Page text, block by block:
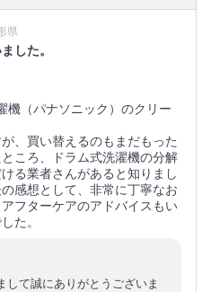
県
した。
機（パナソニック）のクリー
、買い替えるのもまだもった
ころ、ドラム式洗濯機の分解
る業者さんがあると知りまし
感想として、非常に丁寧なお
フターケアのアドバイスもい
た。
して誠にありがとうございま